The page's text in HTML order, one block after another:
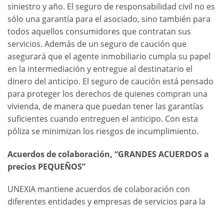
siniestro y año. El seguro de responsabilidad civil no es
sólo una garantía para el asociado, sino también para
todos aquellos consumidores que contratan sus
servicios. Además de un seguro de caución que
asegurará que el agente inmobiliario cumpla su papel
en la intermediación y entregue al destinatario el
dinero del anticipo. El seguro de caución está pensado
para proteger los derechos de quienes compran una
vivienda, de manera que puedan tener las garantías
suficientes cuando entreguen el anticipo. Con esta
póliza se minimizan los riesgos de incumplimiento.
Acuerdos de colaboración, “GRANDES ACUERDOS a
precios PEQUEÑOS”
UNEXIA mantiene acuerdos de colaboración con
diferentes entidades y empresas de servicios para la